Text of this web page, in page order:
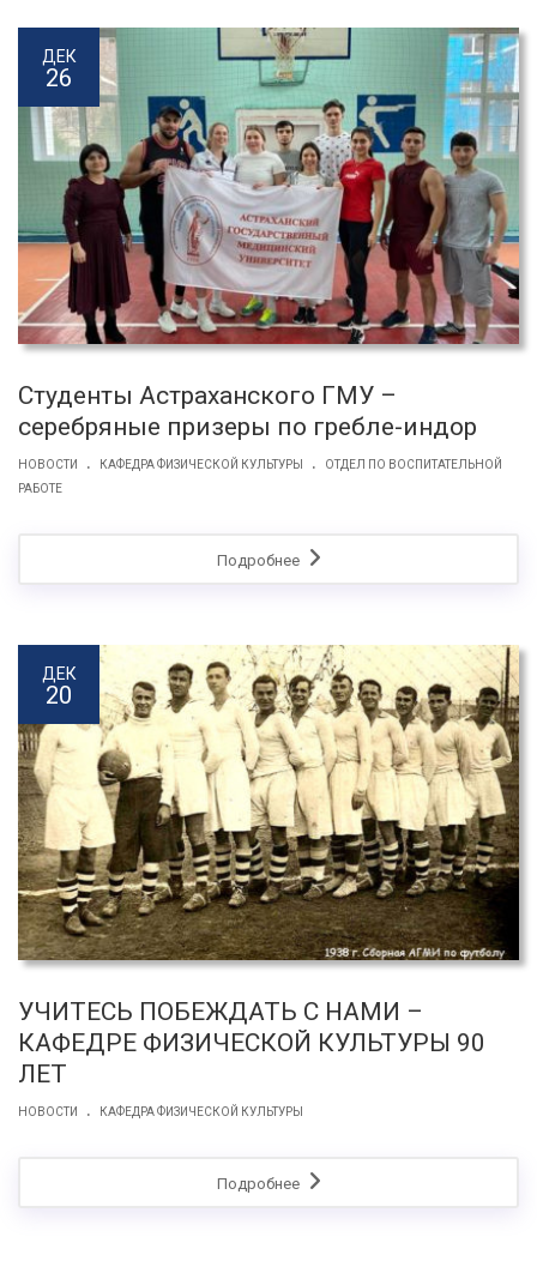
ДЕК
26
Студенты Астраханского ГМУ –
серебряные призеры по гребле-индор
НОВОСТИ . КАФЕДРА ФИЗИЧЕСКОЙ КУЛЬТУРЫ .
ОТДЕЛ ПО ВОСПИТАТЕЛЬНОЙ
РАБОТЕ
Подробнее
ДЕК
20
УЧИТЕСЬ ПОБЕЖДАТЬ С НАМИ –
КАФЕДРЕ ФИЗИЧЕСКОЙ КУЛЬТУРЫ 90
ЛЕТ
НОВОСТИ . КАФЕДРА ФИЗИЧЕСКОЙ КУЛЬТУРЫ
Подробнее